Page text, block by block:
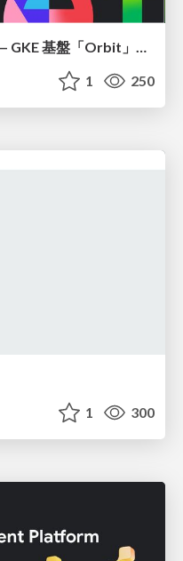
認知負荷をGemini で溶かす — GKE 基盤「Orbit」における AI エージェントの実践
1 250
1 300